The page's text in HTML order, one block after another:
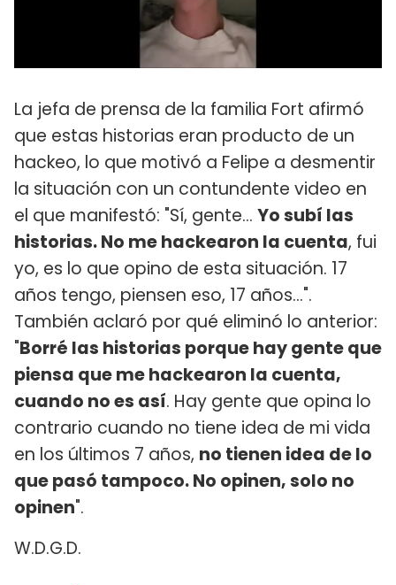
La jefa de prensa de la familia Fort afirmó
que estas historias eran producto de un
hackeo, lo que motivó a Felipe a desmentir
la situación con un contundente video en
el que manifestó: "Sí, gente... Yo subí las
historias. No me hackearon la cuenta, fui
yo, es lo que opino de esta situación. 17
años tengo, piensen eso, 17 años...".
También aclaró por qué eliminó lo anterior:
"Borré las historias porque hay gente que
piensa que me hackearon la cuenta,
cuando no es así. Hay gente que opina lo
contrario cuando no tiene idea de mi vida
en los últimos 7 años, no tienen idea de lo
que pasó tampoco. No opinen, solo no
opinen".
W.D.G.D.